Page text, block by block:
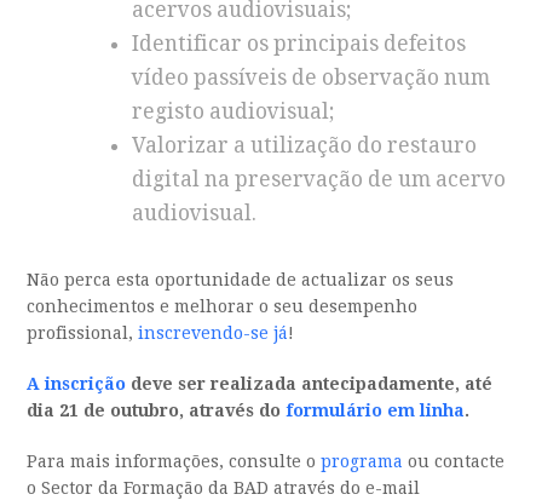
acervos audiovisuais;
Identificar os principais defeitos
vídeo passíveis de observação num
registo audiovisual;
Valorizar a utilização do restauro
digital na preservação de um acervo
audiovisual.
Não perca esta oportunidade de actualizar os seus
conhecimentos e melhorar o seu desempenho
profissional,inscrevendo-se já!
A inscrição deve ser realizada antecipadamente, até
dia 21 de outubro, através doformulário em linha.
Para mais informações, consulte oprograma ou contacte
o Sector da Formação da BAD através do e-mail